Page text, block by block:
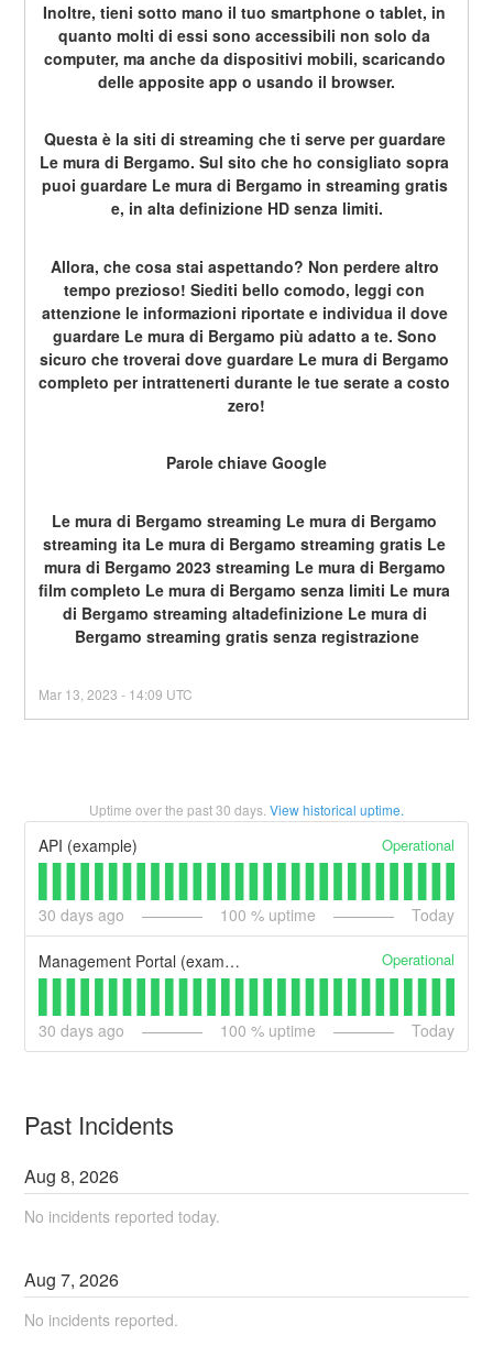
Inoltre, tieni sotto mano il tuo smartphone o tablet, in
quanto molti di essi sono accessibili non solo da
computer, ma anche da dispositivi mobili, scaricando
delle apposite app o usando il browser.
Questa è la siti di streaming che ti serve per guardare
Le mura di Bergamo. Sul sito che ho consigliato sopra
puoi guardare Le mura di Bergamo in streaming gratis
e, in alta definizione HD senza limiti.
Allora, che cosa stai aspettando? Non perdere altro
tempo prezioso! Siediti bello comodo, leggi con
attenzione le informazioni riportate e individua il dove
guardare Le mura di Bergamo più adatto a te. Sono
sicuro che troverai dove guardare Le mura di Bergamo
completo per intrattenerti durante le tue serate a costo
zero!
Parole chiave Google
Le mura di Bergamo streaming Le mura di Bergamo
streaming ita Le mura di Bergamo streaming gratis Le
mura di Bergamo 2023 streaming Le mura di Bergamo
film completo Le mura di Bergamo senza limiti Le mura
di Bergamo streaming altadefinizione Le mura di
Bergamo streaming gratis senza registrazione
Mar 13 ,2023 - 14:09 UTC
Uptime over the past30 days. View historical uptime.
API (example) Operational
30 days ago 100 % uptime Today
Management Portal (example) Operational
30 days ago 100 % uptime Today
Past Incidents
Aug8,2026
No incidents reported today.
Aug7,2026
No incidents reported.